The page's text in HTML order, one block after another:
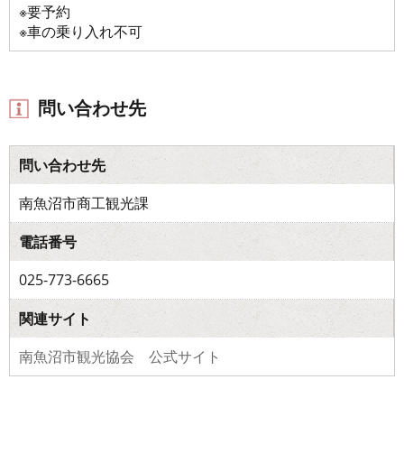
※要予約
※車の乗り入れ不可
問い合わせ先
問い合わせ先
南魚沼市商工観光課
電話番号
025-773-6665
関連サイト
南魚沼市観光協会 公式サイト